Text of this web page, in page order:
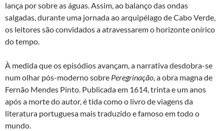
lança por sobre as águas. Assim, ao balanço das ondas
salgadas, durante uma jornada ao arquipélago de Cabo Verde,
os leitores são convidados a atravessarem o horizonte onírico
do tempo.
À medida que os episódios avançam, a narrativa desdobra-se
num olhar pós-moderno sobre Peregrinação, a obra magna de
Fernão Mendes Pinto. Publicada em 1614, trinta e um anos
após a morte do autor, é tida como o livro de viagens da
literatura portuguesa mais traduzido e famoso em todo o
mundo.